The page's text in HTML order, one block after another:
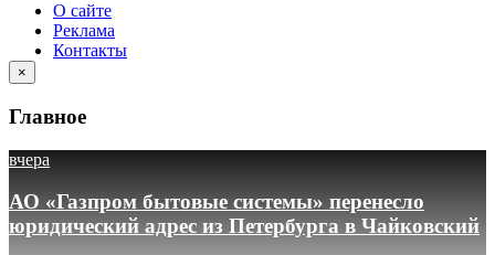
О сайте
Реклама
Контакты
×
Главное
вчера
АО «Газпром бытовые системы» перенесло
юридический адрес из Петербурга в Чайковский